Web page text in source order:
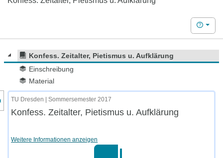
Hilfe
Konfess. Zeitalter, Pietismus u. Aufklärung
Einschreibung
Material
des Kursmenüs
TU Dresden | Sommersemester 2017
Konfess. Zeitalter, Pietismus u. Aufklärung
Weitere Informationen anzeigen